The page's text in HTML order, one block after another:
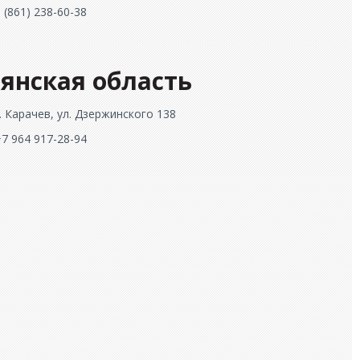
(861) 238-60-38
область
Карачев, ул. Дзержинского 138
964 917-28-94